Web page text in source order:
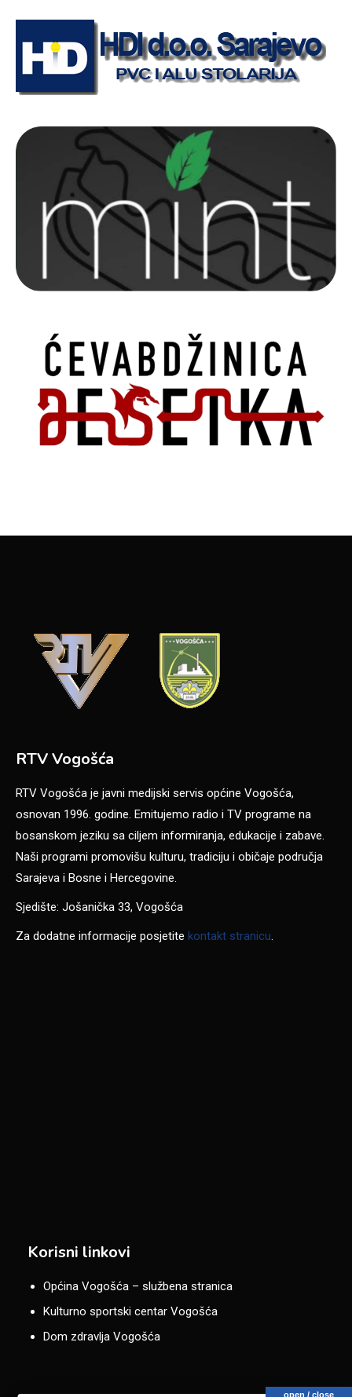
RTV Vogošća
RTV Vogošća je javni medijski servis općine Vogošća,
osnovan 1996. godine. Emitujemo radio i TV programe na
bosanskom jeziku sa ciljem informiranja, edukacije i zabave.
Naši programi promovišu kulturu, tradiciju i običaje područja
Sarajeva i Bosne i Hercegovine.
Sjedište: Jošanička 33, Vogošća
Za dodatne informacije posjetite kontakt stranicu.
Korisni linkovi
Općina Vogošća – službena stranica
Kulturno sportski centar Vogošća
Dom zdravlja Vogošća
open / close